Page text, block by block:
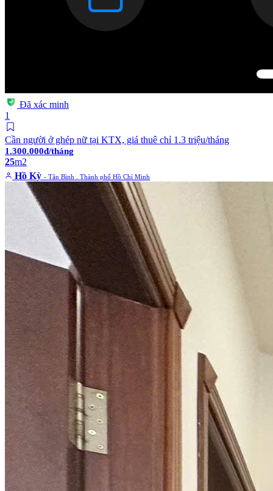
Đã xác minh
1
Cần người ở ghép nữ tại KTX, giá thuê chỉ 1.3 triệu/tháng
1.300.000đ/tháng
25m2
Hồ Kỳ - Tân Bình . Thành phố Hồ Chí Minh